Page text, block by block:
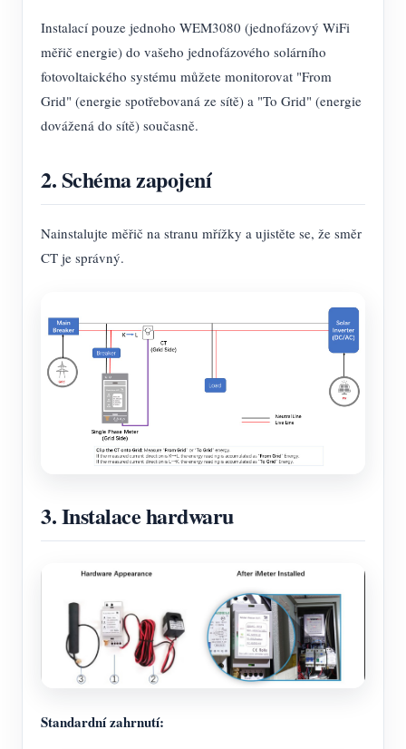
Virtuální měřič
Systém energetického předpovídání a simulace
Aplikace
Monitor spotřeby elektřiny
Automatizace domácnosti
Zdroje
Rychlý start produktu
Dokument
FAQ
Zprávy
Blogy
Společenství
Vývojář
Program odměn
O nás
Instalací pouze jednoho WEM3080 (jednofázový WiFi
měřič energie) do vašeho jednofázového solárního
fotovoltaického systému můžete monitorovat "From
Grid" (energie spotřebovaná ze sítě) a "To Grid" (energie
dovážená do sítě) současně.
2. Schéma zapojení
Nainstalujte měřič na stranu mřížky a ujistěte se, že směr
CT je správný.
3. Instalace hardwaru
Standardní zahrnutí: